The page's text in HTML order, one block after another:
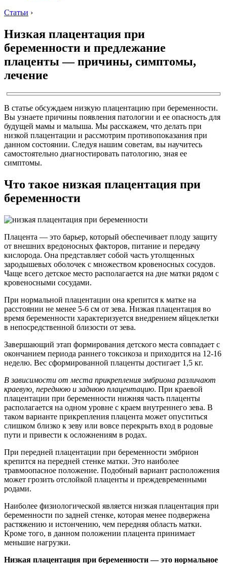
Статьи ›
Низкая плацентация при
беременности и предлежание
плаценты — причины, симптомы,
лечение
В статье обсуждаем низкую плацентацию при беременности.
Вы узнаете причины появления патологии и ее опасность для
будущей мамы и малыша. Мы расскажем, что делать при
низкой плацентации и рассмотрим противопоказания при
данном состоянии. Следуя нашим советам, вы научитесь
самостоятельно диагностировать патологию, зная ее
симптомы.
Что такое низкая плацентация при
беременности
Плацента — это барьер, который обеспечивает плоду защиту
от внешних вредоносных факторов, питание и передачу
кислорода. Она представляет собой часть утолщенных
зародышевых оболочек с множеством кровеносных сосудов.
Чаще всего детское место располагается на дне матки рядом с
кровеносными сосудами.
При нормальной плацентации она крепится к матке на
расстоянии не менее 5-6 см от зева. Низкая плацентация во
время беременности характеризуется внедрением яйцеклетки
в непосредственной близости от зева.
Завершающий этап формирования детского места совпадает с
окончанием периода раннего токсикоза и приходится на 12-16
неделю. Вес сформированной плаценты достигает 1,5 кг.
В зависимости от места прикрепления эмбриона различают
краевую, переднюю и заднюю плацентацию. При краевой
плацентации при беременности нижняя часть плаценты
располагается на одном уровне с краем внутреннего зева. В
таком варианте прикрепления плацента может опуститься
слишком близко к зеву или вовсе перекрыть вход в родовые
пути и привести к осложнениям в родах.
При передней плацентации при беременности эмбрион
крепится на передней стенке матки. Это наиболее
травмоопасное положение. Подобный вариант расположения
может грозить отслойкой плаценты и преждевременными
родами.
Наиболее физиологической является низкая плацентация при
беременности по задней стенке, которая менее подвержена
растяжению и истончению, чем передняя область матки.
Кроме того, в данном положении плацента принимает
меньшие нагрузки.
Низкая плацентация при беременности — это нормальное